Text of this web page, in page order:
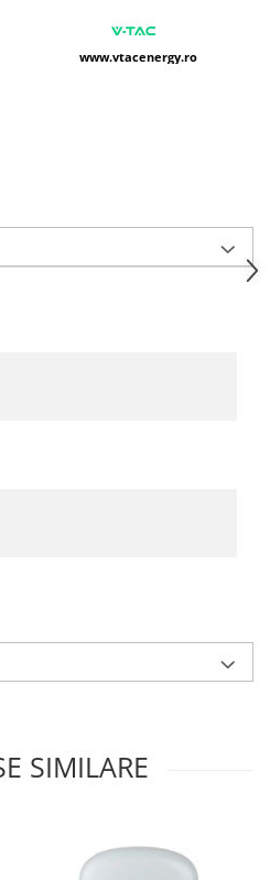
www.vtacenergy.ro
SIMILARE